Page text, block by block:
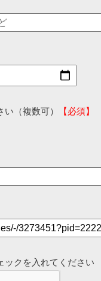
（複数可）
【必須】
ックを入れてください